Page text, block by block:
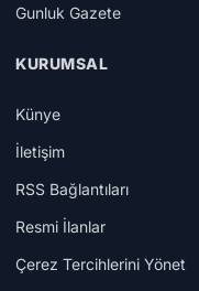
Gunluk Gazete
KURUMSAL
Künye
İletişim
RSS Bağlantıları
Resmi İlanlar
Çerez Tercihlerini Yönet